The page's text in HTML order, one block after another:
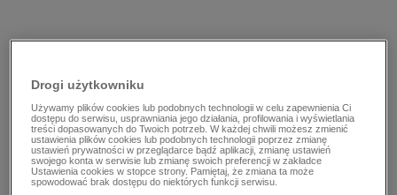
Drogi użytkowniku
Używamy plików cookies lub podobnych technologii w celu zapewnienia Ci
dostępu do serwisu, usprawniania jego działania, profilowania i wyświetlania
treści dopasowanych do Twoich potrzeb. W każdej chwili możesz zmienić
ustawienia plików cookies lub podobnych technologii poprzez zmianę
ustawień prywatności w przeglądarce bądź aplikacji, zmianę ustawień
swojego konta w serwisie lub zmianę swoich preferencji w zakładce
Ustawienia cookies w stopce strony. Pamiętaj, że zmiana ta może
spowodować brak dostępu do niektórych funkcji serwisu.